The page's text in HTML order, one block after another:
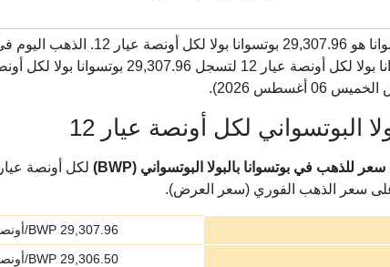
هو 29,307.96
بوتسوانا بولا لكل أونصة
كبير بمقدار 500.23 بوتسوانا بولا لكل أونصة عيار 12
البوتسواني لكل أونصة عيار 12
سعر للذهب في بوتسوانا بالبولا البوتسواني (BWP)
على سعر الذهب الفوري (سعر العرض).
29,307.96
29,306.50